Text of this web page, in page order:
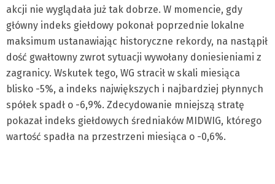
akcji nie wyglądała już tak dobrze. W momencie, gdy
główny indeks giełdowy pokonał poprzednie lokalne
maksimum ustanawiając historyczne rekordy, na nastąpił
dość gwałtowny zwrot sytuacji wywołany doniesieniami z
zagranicy. Wskutek tego, WG stracił w skali miesiąca
blisko -5%, a indeks największych i najbardziej płynnych
spółek spadł o -6,9%. Zdecydowanie mniejszą stratę
pokazał indeks giełdowych średniaków MIDWIG, którego
wartość spadła na przestrzeni miesiąca o -0,6%.